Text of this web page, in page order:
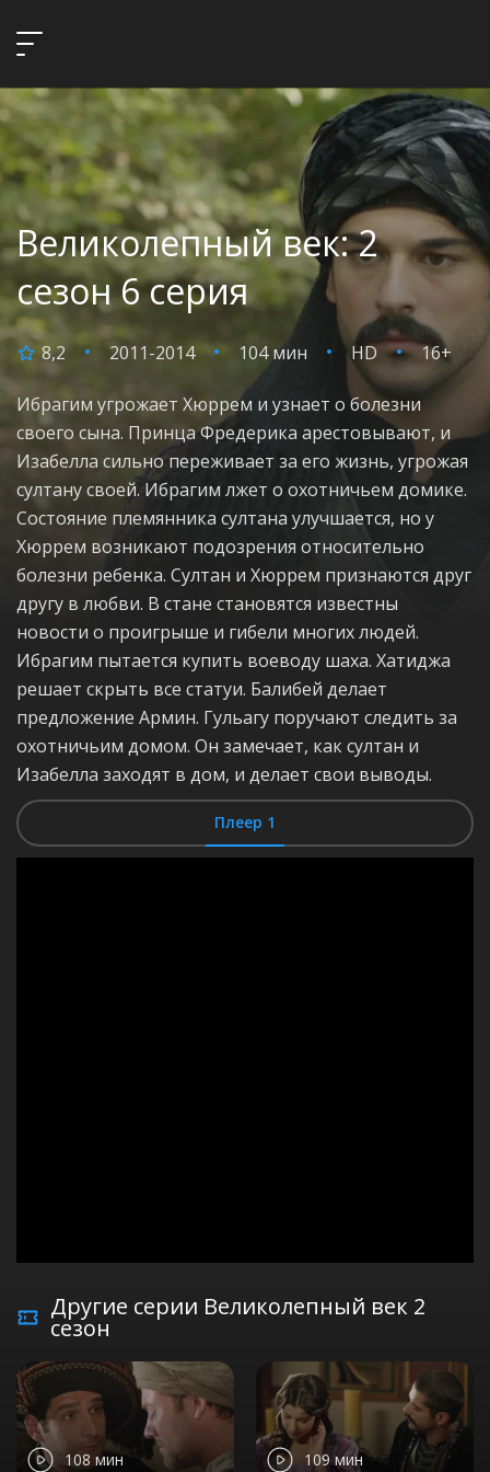
Великолепный век: 2
сезон 6 серия
8,2 2011-2014 104 мин HD 16+
Ибрагим угрожает Хюррем и узнает о болезни
своего сына. Принца Фредерика арестовывают, и
Изабелла сильно переживает за его жизнь, угрожая
султану своей. Ибрагим лжет о охотничьем домике.
Состояние племянника султана улучшается, но у
Хюррем возникают подозрения относительно
болезни ребенка. Султан и Хюррем признаются друг
другу в любви. В стане становятся известны
новости о проигрыше и гибели многих людей.
Ибрагим пытается купить воеводу шаха. Хатиджа
решает скрыть все статуи. Балибей делает
предложение Армин. Гульагу поручают следить за
охотничьим домом. Он замечает, как султан и
Изабелла заходят в дом, и делает свои выводы.
Плеер 1
Другие серии Великолепный век 2
сезон
108 мин 109 мин